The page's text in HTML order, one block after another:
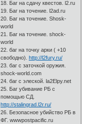
18. Баг на сдачу квестов. l2.ru
19. Баг на точение. l2ad.ru
20. Баг на точение. Shosk-
world
21. Баг на точение. shock-
world
22. баг на точку арки ( +10
свободно). http://l2fury.ru/
23. баг с заточкой оружия.
shock-world.com
24. баг с элеской. la2Elpy.net
25. Баг убивание РБ с
помощью СД.
http://stalingrad.l2r.ru/
26. Безопасное убийство РБ в
ФГ. wwwpostpacific.ru